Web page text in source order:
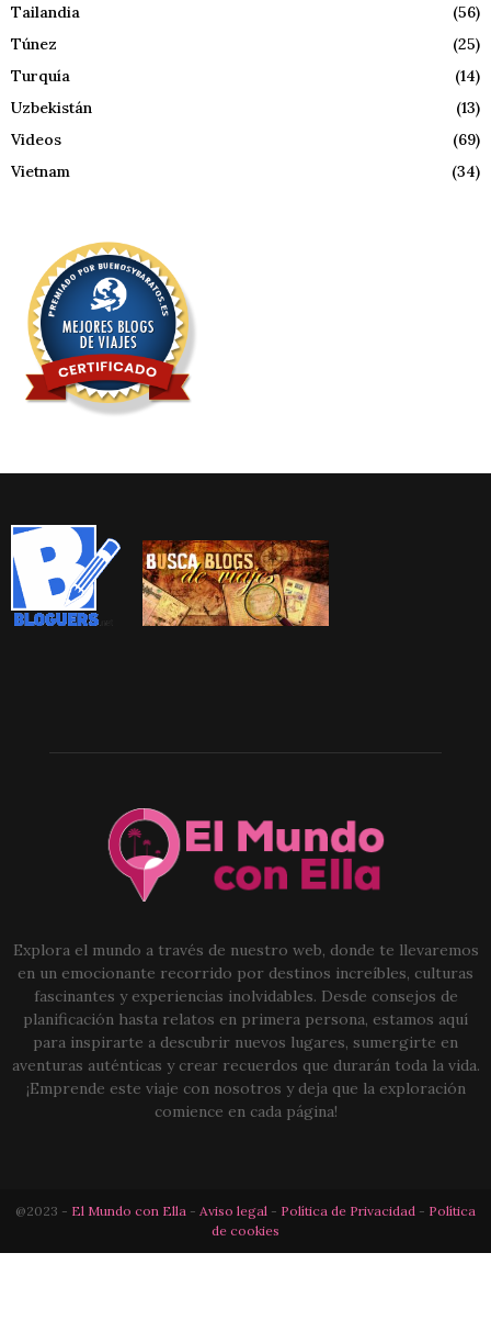
Tailandia
(56)
Túnez
(25)
Turquía
(14)
Uzbekistán
(13)
Videos
(69)
Vietnam
(34)
Explora el mundo a través de nuestro web, donde te llevaremos
en un emocionante recorrido por destinos increíbles, culturas
fascinantes y experiencias inolvidables. Desde consejos de
planificación hasta relatos en primera persona, estamos aquí
para inspirarte a descubrir nuevos lugares, sumergirte en
aventuras auténticas y crear recuerdos que durarán toda la vida.
¡Emprende este viaje con nosotros y deja que la exploración
comience en cada página!
@2023 - El Mundo con Ella - Aviso legal - Política de Privacidad - Política
de cookies